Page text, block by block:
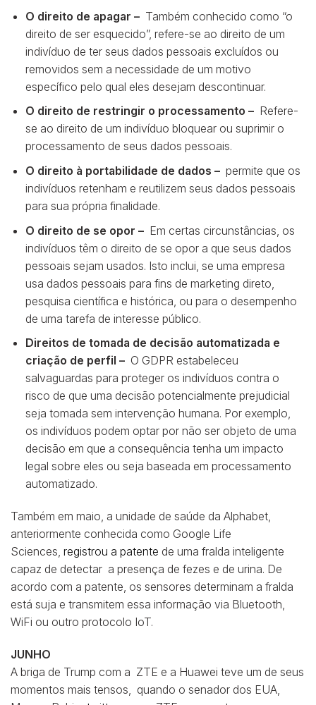
O direito de apagar – Também conhecido como “o
direito de ser esquecido”, refere-se ao direito de um
indivíduo de ter seus dados pessoais excluídos ou
removidos sem a necessidade de um motivo
específico pelo qual eles desejam descontinuar.
O direito de restringir o processamento – Refere-
se ao direito de um indivíduo bloquear ou suprimir o
processamento de seus dados pessoais.
O direito à portabilidade de dados – permite que os
indivíduos retenham e reutilizem seus dados pessoais
para sua própria finalidade.
O direito de se opor – Em certas circunstâncias, os
indivíduos têm o direito de se opor a que seus dados
pessoais sejam usados. Isto inclui, se uma empresa
usa dados pessoais para fins de marketing direto,
pesquisa científica e histórica, ou para o desempenho
de uma tarefa de interesse público.
Direitos de tomada de decisão automatizada e
criação de perfil – O GDPR estabeleceu
salvaguardas para proteger os indivíduos contra o
risco de que uma decisão potencialmente prejudicial
seja tomada sem intervenção humana. Por exemplo,
os indivíduos podem optar por não ser objeto de uma
decisão em que a consequência tenha um impacto
legal sobre eles ou seja baseada em processamento
automatizado.
Também em maio, a unidade de saúde da Alphabet,
anteriormente conhecida como Google Life
Sciences, registrou a patente de uma fralda inteligente
capaz de detectar a presença de fezes e de urina. De
acordo com a patente, os sensores determinam a fralda
está suja e transmitem essa informação via Bluetooth,
WiFi ou outro protocolo IoT.
JUNHO
A briga de Trump com a ZTE e a Huawei teve um de seus
momentos mais tensos, quando o senador dos EUA,